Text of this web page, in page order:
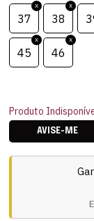
37 38
45 46
Produto
AVISE-ME